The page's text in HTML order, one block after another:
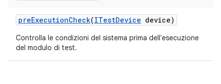
preExecutionCheck(ITestDevice device)
Controlla le condizioni del sistema prima dell'esecuzione
del modulo di test.